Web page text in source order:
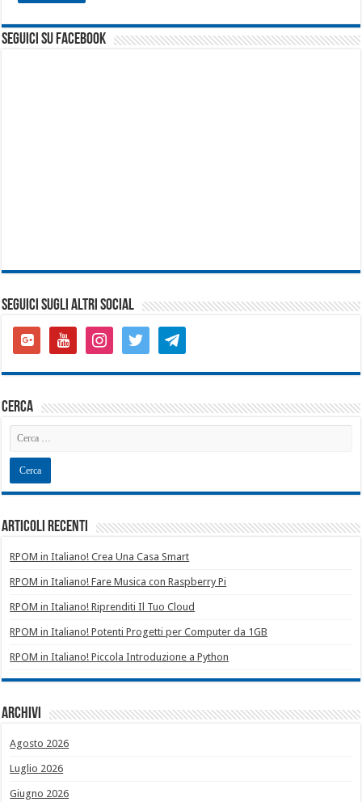
seguici su facebook
SEGUICI SUGLI ALTRI SOCIAL
google-
plus-
youtube instagramtwitter telegram
cerca
Articoli recenti
RPOM in Italiano! Crea Una Casa Smart
RPOM in Italiano! Fare Musica con Raspberry Pi
RPOM in Italiano! Riprenditi Il Tuo Cloud
RPOM in Italiano! Potenti Progetti per Computer da 1GB
RPOM in Italiano! Piccola Introduzione a Python
Archivi
Agosto 2026
Luglio 2026
Giugno 2026